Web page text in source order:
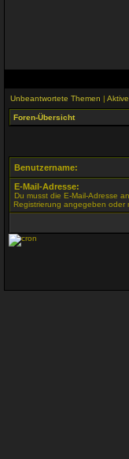
Unbeantwortete Themen |
Foren-Übersicht
Benutzername:
E-Mail-Adresse:
Du musst die E-Mail-Adresse
Registrierung angegeben oder